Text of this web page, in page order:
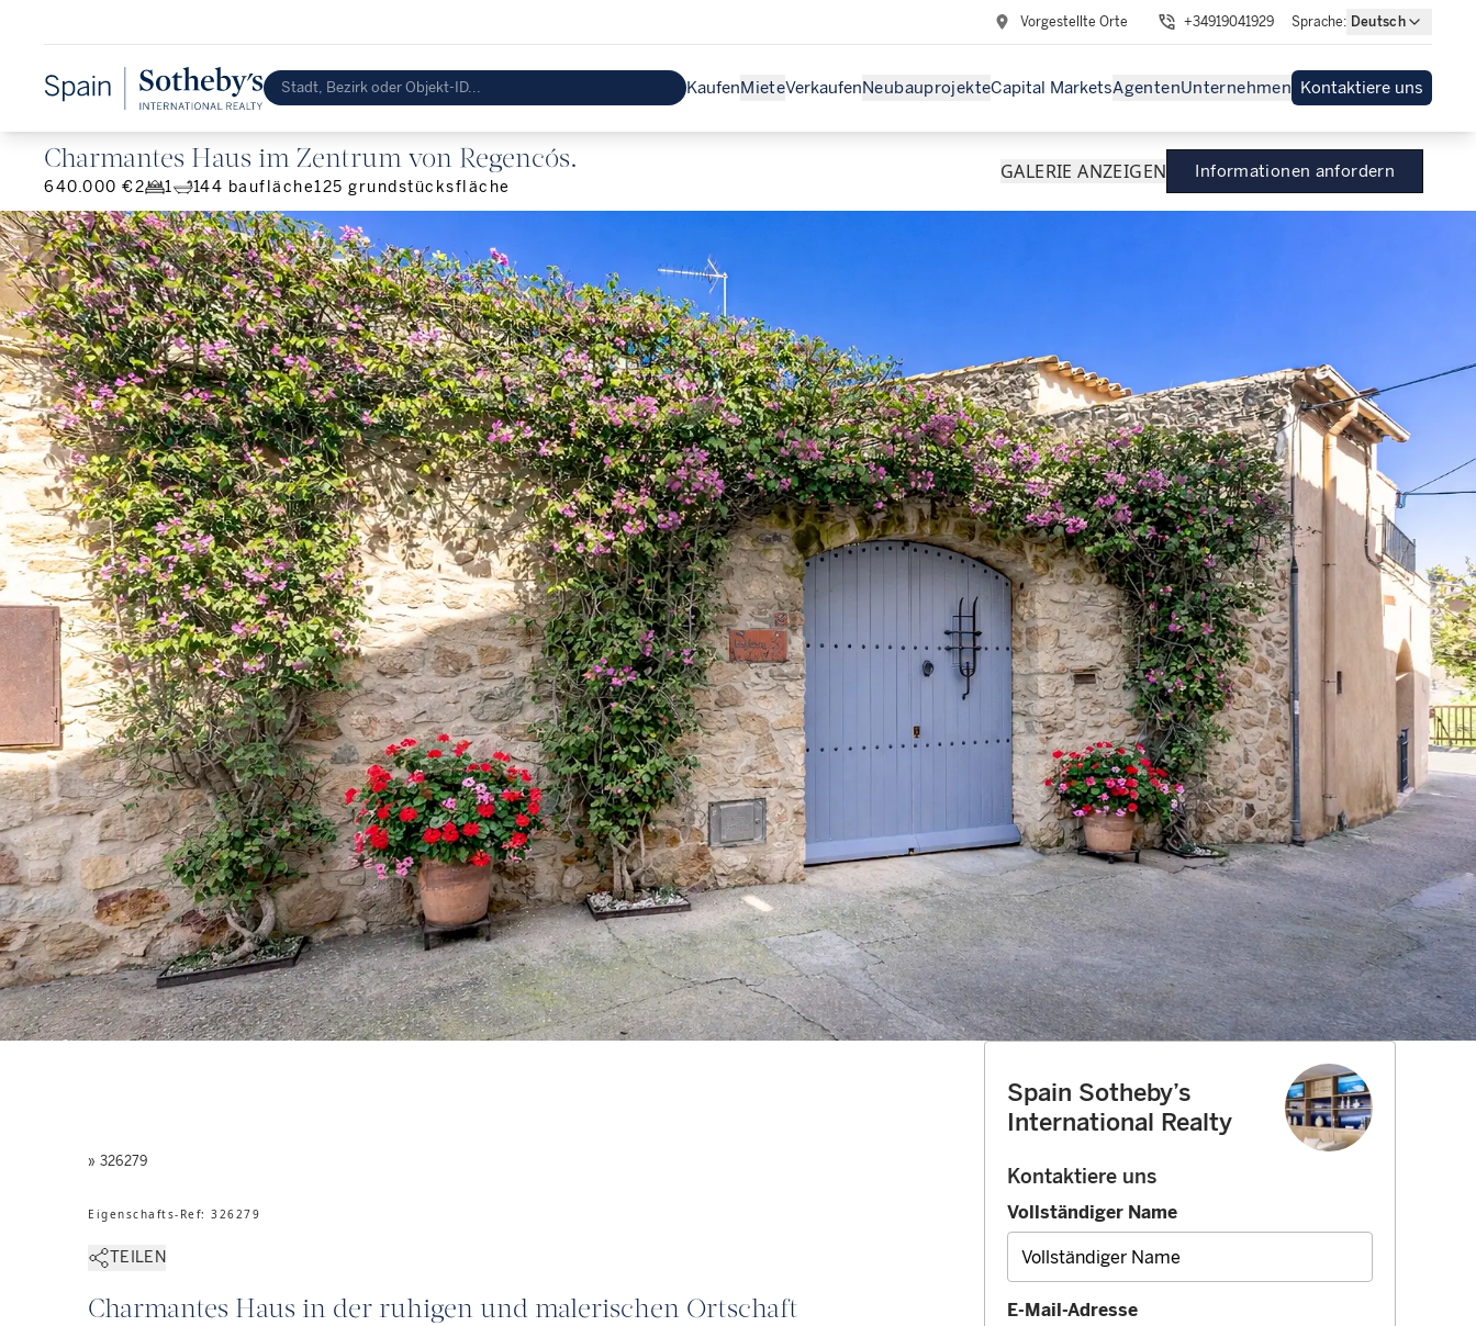
Vorgestellte Orte +34919041929 Sprache: Deutsch
KaufenMieteVerkaufenNeubauprojekteCapital MarketsAgentenUnternehmen Kontaktiere uns
Charmantes Haus im Zentrum von Regencós.
640.000 €2 1 144 baufläche125 grundstücksfläche
GALERIE ANZEIGEN Informationen anfordern
» 326279
Eigenschafts-Ref: 326279
TEILEN
Charmantes Haus in der ruhigen und malerischen Ortschaft
Spain Sotheby’s
International Realty
Kontaktiere uns
Vollständiger Name
E-Mail-Adresse